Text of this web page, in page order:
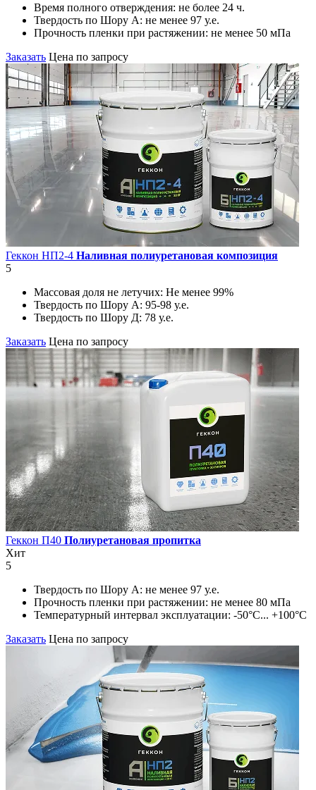
Время полного отверждения: не более 24 ч.
Твердость по Шору А: не менее 97 у.е.
Прочность пленки при растяжении: не менее 50 мПа
Заказать Цена по запросу
Геккон НП2-4 Наливная полиуретановая композиция
5
Массовая доля не летучих: Не менее 99%
Твердость по Шору А: 95-98 у.е.
Твердость по Шору Д: 78 у.е.
Заказать Цена по запросу
Геккон П40 Полиуретановая пропитка
Хит
5
Твердость по Шору А: не менее 97 у.е.
Прочность пленки при растяжении: не менее 80 мПа
Температурный интервал эксплуатации: -50°С... +100°С
Заказать Цена по запросу